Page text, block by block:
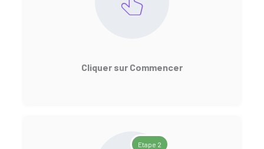
Cliquer sur Commencer
Etape 2